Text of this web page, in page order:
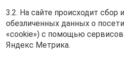
3.2. На сайте происходит сбор
обезличенных данных о
«cookie») с помощью
Яндекс Метрика.